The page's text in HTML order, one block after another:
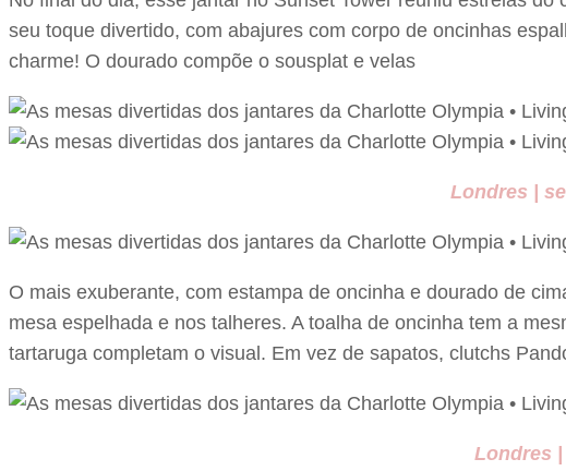
seu toque divertido, com abajures com corpo de oncinhas
charme! O dourado compõe o sousplat e velas
Londres |
O mais exuberante, com estampa de oncinha e dourado de
mesa espelhada e nos talheres. A toalha de oncinha tem a
tartaruga completam o visual. Em vez de sapatos, clutchs
Londres